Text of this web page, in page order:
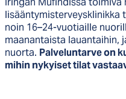
lisääntymisterveysklinikka
noin 16–24-vuotiaille
maanantaista lauantaihin,
nuorta. Palveluntarve on
mihin nykyiset tilat